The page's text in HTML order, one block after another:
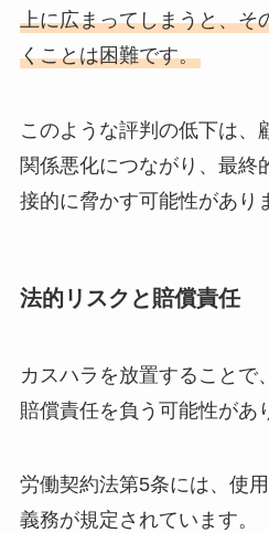
上に広まってしまうと、そ
くことは困難です。
このような評判の低下は、
関係悪化につながり、最終
接的に脅かす可能性があり
法的リスクと賠償責任
カスハラを放置することで
賠償責任を負う可能性があ
労働契約法第5条には、使
義務が規定されています。